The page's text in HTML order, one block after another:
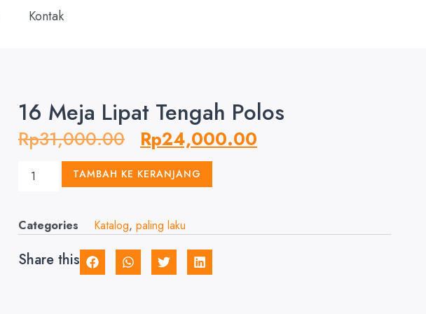
Kontak
16 Meja Lipat Tengah Polos
Rp31,000.00 Rp24,000.00
TAMBAH KE KERANJANG
Categories Katalog, paling laku
Share this